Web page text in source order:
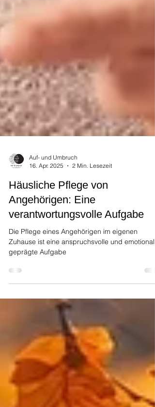
Auf- und Umbruch
2 Min. Lesezeit
Häusliche Pflege von
Angehörigen: Eine
verantwortungsvolle Aufgabe
Die Pflege eines Angehörigen im eigenen
Zuhause ist eine anspruchsvolle und emotional